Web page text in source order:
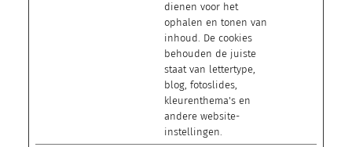
dienen voor het
ophalen en tonen van
inhoud. De cookies
behouden de juiste
staat van lettertype,
blog, fotoslides,
kleurenthema's en
andere website-
instellingen.